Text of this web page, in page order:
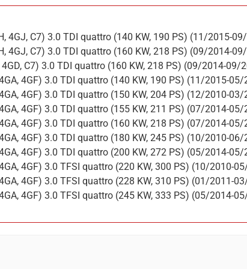
4GJ, C7) 3.0 TDI quattro (140 KW, 190 PS) (11/2015-
4GJ, C7) 3.0 TDI quattro (160 KW, 218 PS) (09/2014-
C7) 3.0 TDI quattro (160 KW, 218 PS) (09/2014-09/
4GF) 3.0 TDI quattro (140 KW, 190 PS) (11/2015-05/
4GF) 3.0 TDI quattro (150 KW, 204 PS) (12/2010-03/
4GF) 3.0 TDI quattro (155 KW, 211 PS) (07/2014-05/
4GF) 3.0 TDI quattro (160 KW, 218 PS) (07/2014-05/
4GF) 3.0 TDI quattro (180 KW, 245 PS) (10/2010-06/
4GF) 3.0 TDI quattro (200 KW, 272 PS) (05/2014-05/
4GF) 3.0 TFSI quattro (220 KW, 300 PS) (10/2010-
4GF) 3.0 TFSI quattro (228 KW, 310 PS) (01/2011-
4GF) 3.0 TFSI quattro (245 KW, 333 PS) (05/2014-